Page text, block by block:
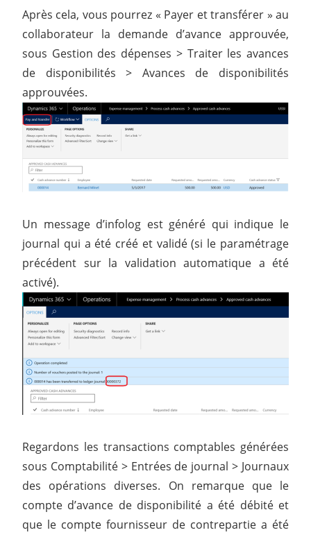
Après cela, vous pourrez « Payer et transférer » au
collaborateur la demande d’avance approuvée,
sous Gestion des dépenses > Traiter les avances
de disponibilités > Avances de disponibilités
approuvées.
Un message d’infolog est généré qui indique le
journal qui a été créé et validé (si le paramétrage
précédent sur la validation automatique a été
activé).
Regardons les transactions comptables générées
sous Comptabilité > Entrées de journal > Journaux
des opérations diverses. On remarque que le
compte d’avance de disponibilité a été débité et
que le compte fournisseur de contrepartie a été